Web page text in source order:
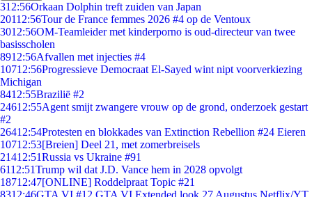
312:56Orkaan Dolphin treft zuiden van Japan
20112:56Tour de France femmes 2026 #4 op de Ventoux
3012:56OM-Teamleider met kinderporno is oud-directeur van twee
basisscholen
8912:56Afvallen met injecties #4
10712:56Progressieve Democraat El-Sayed wint nipt voorverkiezing
Michigan
8412:55Brazilië #2
24612:55Agent smijt zwangere vrouw op de grond, onderzoek gestart
#2
26412:54Protesten en blokkades van Extinction Rebellion #24 Eieren
10712:53[Breien] Deel 21, met zomerbreisels
21412:51Russia vs Ukraine #91
6112:51Trump wil dat J.D. Vance hem in 2028 opvolgt
18712:47[ONLINE] Roddelpraat Topic #21
8312:46GTA VI #12 GTA VI Extended look 27 Augustus Netflix/YT